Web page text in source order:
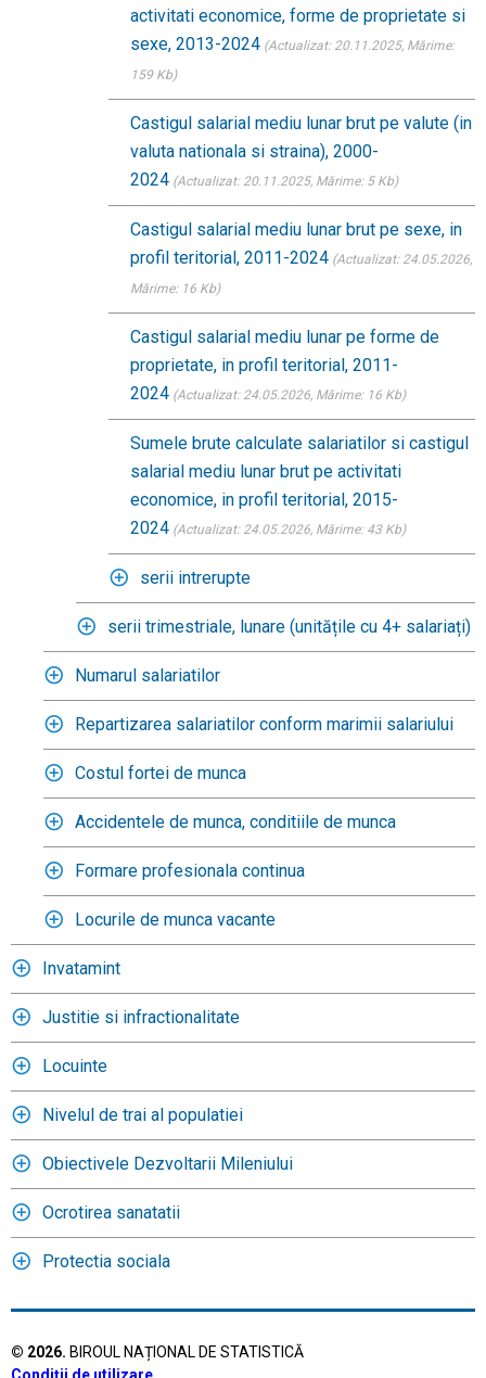
activitati economice, forme de proprietate si
sexe, 2013-2024 (Actualizat: 20.11.2025, Mărime:
159 Kb)
Castigul salarial mediu lunar brut pe valute (in
valuta nationala si straina), 2000-
2024 (Actualizat: 20.11.2025, Mărime: 5 Kb)
Castigul salarial mediu lunar brut pe sexe, in
profil teritorial, 2011-2024 (Actualizat: 24.05.2026,
Mărime: 16 Kb)
Castigul salarial mediu lunar pe forme de
proprietate, in profil teritorial, 2011-
2024 (Actualizat: 24.05.2026, Mărime: 16 Kb)
Sumele brute calculate salariatilor si castigul
salarial mediu lunar brut pe activitati
economice, in profil teritorial, 2015-
2024 (Actualizat: 24.05.2026, Mărime: 43 Kb)
serii intrerupte
serii trimestriale, lunare (unitățile cu 4+ salariați)
Numarul salariatilor
Repartizarea salariatilor conform marimii salariului
Costul fortei de munca
Accidentele de munca, conditiile de munca
Formare profesionala continua
Locurile de munca vacante
Invatamint
Justitie si infractionalitate
Locuinte
Nivelul de trai al populatiei
Obiectivele Dezvoltarii Mileniului
Ocrotirea sanatatii
Protectia sociala
© 2026. BIROUL NAȚIONAL DE STATISTICĂ